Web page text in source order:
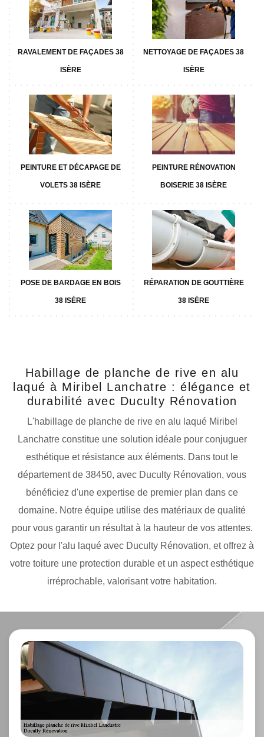
RAVALEMENT DE FAÇADES 38
ISÈRE
NETTOYAGE DE FAÇADES 38
ISÈRE
PEINTURE ET DÉCAPAGE DE
VOLETS 38 ISÈRE
PEINTURE RÉNOVATION
BOISERIE 38 ISÈRE
POSE DE BARDAGE EN BOIS
38 ISÈRE
RÉPARATION DE GOUTTIÈRE
38 ISÈRE
Habillage de planche de rive en alu
laqué à Miribel Lanchatre : élégance et
durabilité avec Duculty Rénovation
L'habillage de planche de rive en alu laqué Miribel
Lanchatre constitue une solution idéale pour conjuguer
esthétique et résistance aux éléments. Dans tout le
département de 38450, avec Duculty Rénovation, vous
bénéficiez d'une expertise de premier plan dans ce
domaine. Notre équipe utilise des matériaux de qualité
pour vous garantir un résultat à la hauteur de vos attentes.
Optez pour l'alu laqué avec Duculty Rénovation, et offrez à
votre toiture une protection durable et un aspect esthétique
irréprochable, valorisant votre habitation.